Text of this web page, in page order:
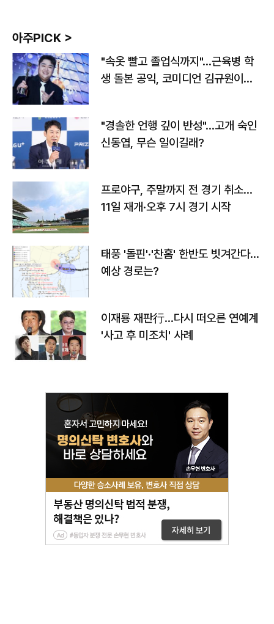
아주PICK >
"속옷 빨고 졸업식까지"…근육병 학
생 돌본 공익, 코미디언 김규원이었
"경솔한 언행 깊이 반성"…고개 숙인
신동엽, 무슨 일이길래?
프로야구, 주말까지 전 경기 취소…
11일 재개·오후 7시 경기 시작
태풍 '돌핀'·'찬홈' 한반도 빗겨간다…
예상 경로는?
이재룡 재판行…다시 떠오른 연예계
'사고 후 미조치' 사례